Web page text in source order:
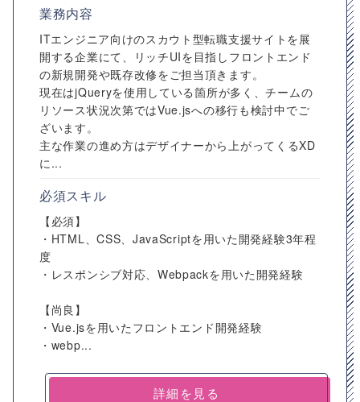
業務内容
ITエンジニア向けのスカウト型転職支援サイトを展
開する企業にて、リッチUIを目指しフロントエンド
の新規開発や既存改修をご担当頂きます。
現在はjQueryを使用している箇所が多く、チームの
リソース状況次第ではVue.jsへの移行も検討中でご
ざいます。
主な作業の進め方はデザイナーから上がってくるXD
に...
必須スキル
【必須】
・HTML、CSS、JavaScriptを用いた開発経験3年程
度
・レスポンシブ対応、Webpackを用いた開発経験
【尚良】
・Vue.jsを用いたフロントエンド開発経験
・webp...
詳細を見る